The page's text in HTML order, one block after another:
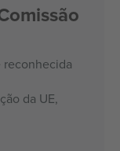
reconhecida
da UE,